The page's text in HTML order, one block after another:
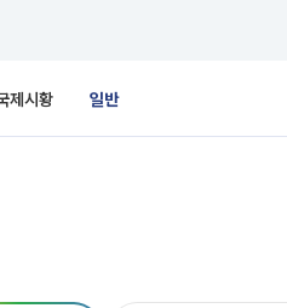
제시황 일반